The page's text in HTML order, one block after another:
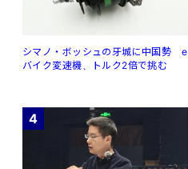
シマノ・ボッシュの牙城に中国勢 e
バイク変速機、トルク2倍で挑む
4